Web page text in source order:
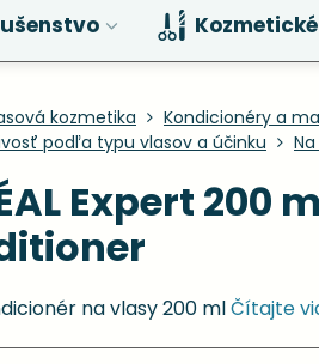
kozmetika
Kondicionéry a
podľa typu vlasov a účinku
Expert 200
na vlasy 200 mlČítajte